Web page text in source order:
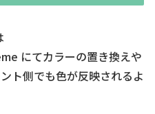
にてカラーの置き換えや
ト側でも色が反映されるよ